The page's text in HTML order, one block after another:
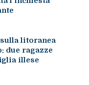
litoranea
due ragazze
illese